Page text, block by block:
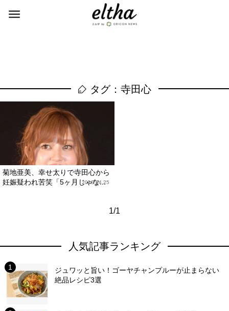
タグ：寺田心
菊地亜美、幸せ太りで寺田心から
妊娠疑われ苦笑「5ヶ月じゃな...
2018.04.25
1/1
人気記事ランキング
ジュワッと旨い！ゴーヤチャンプルーが止まらない
絶品レシピ3選